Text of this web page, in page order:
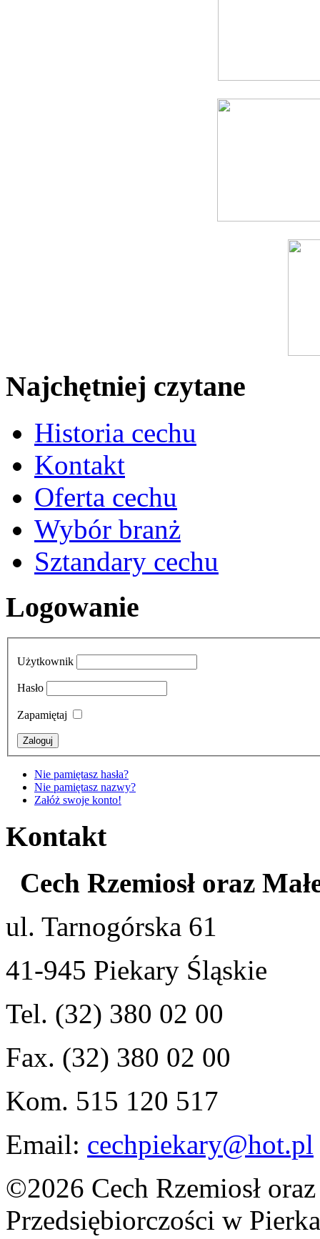
Najchętniej czytane
Historia cechu
Kontakt
Oferta cechu
Wybór branż
Sztandary cechu
Logowanie
Użytkownik
Hasło
Zapamiętaj
Nie pamiętasz hasła?
Nie pamiętasz nazwy?
Załóż swoje konto!
Kontakt
Cech Rzemiosł oraz
ul. Tarnogórska 61
41-945 Piekary Śląskie
Tel. (32) 380 02 00
Fax. (32) 380 02 00
Kom. 515 120 517
Email: cechpiekary@hot.pl
©2026 Cech Rzemiosł
Przedsiębiorczości w